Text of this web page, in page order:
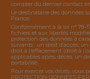
compter du dernier contact
Le destinataire des données
France.
Conformément à la loi n° 78-
fichiers et aux libertés
protection des données à
suivants : un droit d’accès,
droit à l’effacement (droit à
applicables après décès, un
portabilité.
Pour exercer vos droits, vous
PROTECTION-DONNEES-